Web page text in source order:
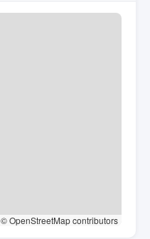
© OpenStreetMap contributors